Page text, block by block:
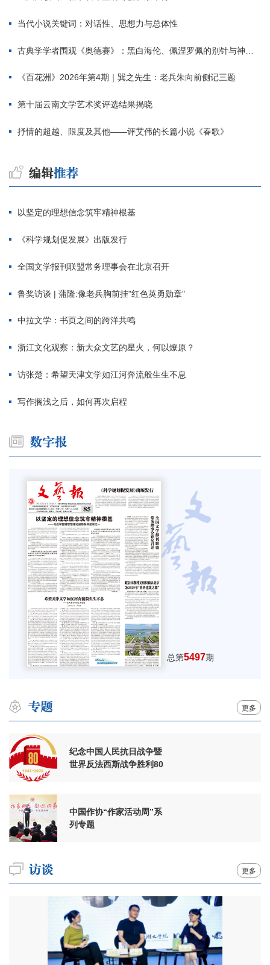
当代小说关键词：对话性、思想力与总体性
古典学学者围观《奥德赛》：黑白海伦、佩涅罗佩的别针与神秘入侵者
《百花洲》2026年第4期｜巽之先生：老兵朱向前侧记三题
第十届云南文学艺术奖评选结果揭晓
抒情的超越、限度及其他——评艾伟的长篇小说《春歌》
以坚定的理想信念筑牢精神根基
《科学规划促发展》出版发行
全国文学报刊联盟常务理事会在北京召开
鲁奖访谈 | 蒲隆:像老兵胸前挂"红色英勇勋章"
中拉文学：书页之间的跨洋共鸣
浙江文化观察：新大众文艺的星火，何以燎原？
访张楚：希望天津文学如江河奔流般生生不息
写作搁浅之后，如何再次启程
总第5497期
更多
纪念中国人民抗日战争暨
世界反法西斯战争胜利80
中国作协“作家活动周”系
列专题
更多